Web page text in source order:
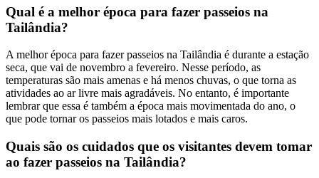
Qual é a melhor época para fazer passeios na
Tailândia?
A melhor época para fazer passeios na Tailândia é durante a estação
seca, que vai de novembro a fevereiro. Nesse período, as
temperaturas são mais amenas e há menos chuvas, o que torna as
atividades ao ar livre mais agradáveis. No entanto, é importante
lembrar que essa é também a época mais movimentada do ano, o
que pode tornar os passeios mais lotados e mais caros.
Quais são os cuidados que os visitantes devem tomar
ao fazer passeios na Tailândia?